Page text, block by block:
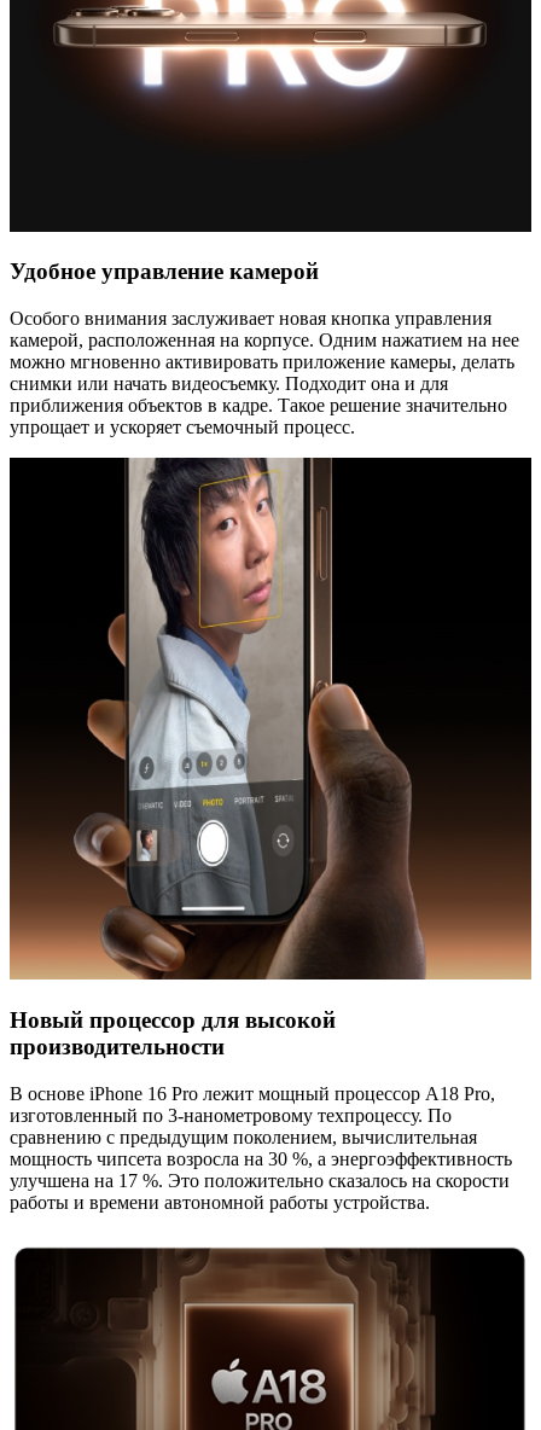
Удобное управление камерой
Особого внимания заслуживает новая кнопка управления
камерой, расположенная на корпусе. Одним нажатием на нее
можно мгновенно активировать приложение камеры, делать
снимки или начать видеосъемку. Подходит она и для
приближения объектов в кадре. Такое решение значительно
упрощает и ускоряет съемочный процесс.
Новый процессор для высокой
производительности
В основе iPhone 16 Pro лежит мощный процессор A18 Pro,
изготовленный по 3-нанометровому техпроцессу. По
сравнению с предыдущим поколением, вычислительная
мощность чипсета возросла на 30 %, а энергоэффективность
улучшена на 17 %. Это положительно сказалось на скорости
работы и времени автономной работы устройства.